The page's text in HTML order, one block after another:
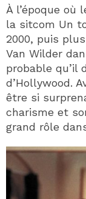
À l’époque où
la sitcom Un
2000, puis
Van Wilder
probable qu’il
d’Hollywood.
être si
charisme et
grand rôle